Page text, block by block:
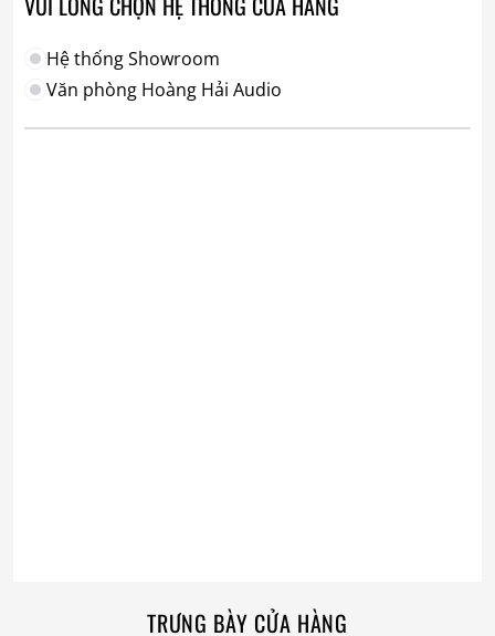
Hệ thống Showroom
Văn phòng Hoàng Hải Audio
TRƯNG BÀY CỬA HÀNG